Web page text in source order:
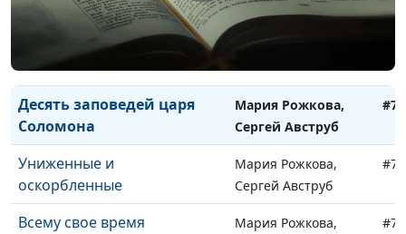
Пророчества майя
Виталий Синикоп,
Александр Синицын,
священнослужитель
Десять заповедей царя
Соломона
Мария Рожкова,
Сергей Авструб
Униженные и
оскорбленные
Мария Рожкова,
Сергей Авструб
Всему свое время
Мария Рожкова,